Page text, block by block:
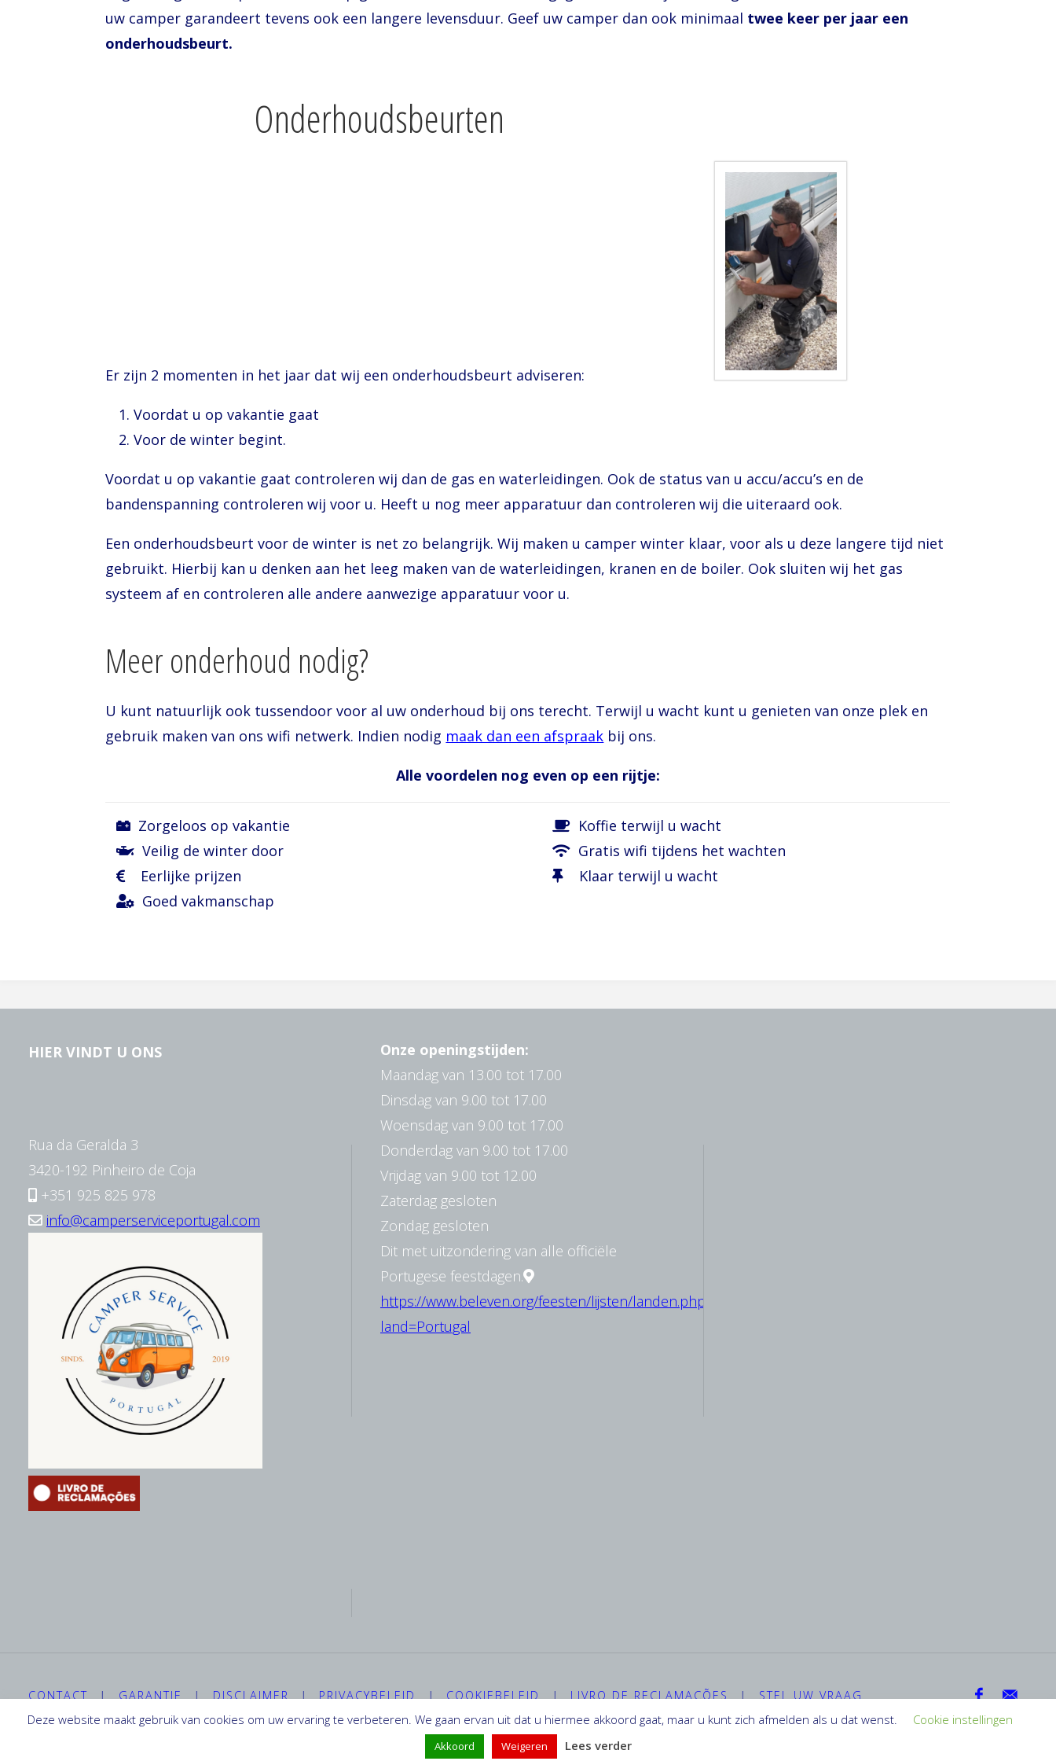
uw camper garandeert tevens ook een langere levensduur. Geef uw camper dan ook minimaal twee keer per jaar een
onderhoudsbeurt.
Onderhoudsbeurten
Er zijn 2 momenten in het jaar dat wij een onderhoudsbeurt adviseren:
Voordat u op vakantie gaat
Voor de winter begint.
Voordat u op vakantie gaat controleren wij dan de gas en waterleidingen. Ook de status van u accu/accu’s en de
bandenspanning controleren wij voor u. Heeft u nog meer apparatuur dan controleren wij die uiteraard ook.
Een onderhoudsbeurt voor de winter is net zo belangrijk. Wij maken u camper winter klaar, voor als u deze langere tijd niet
gebruikt. Hierbij kan u denken aan het leeg maken van de waterleidingen, kranen en de boiler. Ook sluiten wij het gas
systeem af en controleren alle andere aanwezige apparatuur voor u.
Meer onderhoud nodig?
U kunt natuurlijk ook tussendoor voor al uw onderhoud bij ons terecht. Terwijl u wacht kunt u genieten van onze plek en
gebruik maken van ons wifi netwerk. Indien nodig maak dan een afspraak bij ons.
Alle voordelen nog even op een rijtje:
Zorgeloos op vakantie
Veilig de winter door
Eerlijke prijzen
Goed vakmanschap
Koffie terwijl u wacht
Gratis wifi tijdens het wachten
Klaar terwijl u wacht
HIER VINDT U ONS
Rua da Geralda 3
3420-192 Pinheiro de Coja
+351 925 825 978
info@camperserviceportugal.com
Onze openingstijden:
Maandag van 13.00 tot 17.00
Dinsdag van 9.00 tot 17.00
Woensdag van 9.00 tot 17.00
Donderdag van 9.00 tot 17.00
Vrijdag van 9.00 tot 12.00
Zaterdag gesloten
Zondag gesloten
Dit met uitzondering van alle officiële
Portugese feestdagen.
https://www.beleven.org/feesten/lijsten/landen.php?
land=Portugal
CONTACT | GARANTIE | DISCLAIMER | PRIVACYBELEID | COOKIEBELEID | LIVRO DE RECLAMAÇÕES | STEL UW VRAAG
©2019-2026 Camper Service Portugal WordPress.
Deze website maakt gebruik van cookies om uw ervaring te verbeteren. We gaan ervan uit dat u hiermee akkoord gaat, maar u kunt zich afmelden als u dat wenst. Cookie instellingen
Akkoord Weigeren Lees verder